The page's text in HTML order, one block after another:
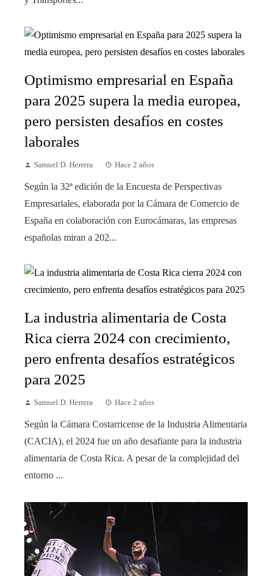
Optimismo empresarial en España
para 2025 supera la media europea,
pero persisten desafíos en costes
laborales
Samuel D. Herrera Hace 2 años
Según la 32ª edición de la Encuesta de Perspectivas
Empresariales, elaborada por la Cámara de Comercio de
España en colaboración con Eurocámaras, las empresas
españolas miran a 202...
La industria alimentaria de Costa
Rica cierra 2024 con crecimiento,
pero enfrenta desafíos estratégicos
para 2025
Samuel D. Herrera Hace 2 años
Según la Cámara Costarricense de la Industria Alimentaria
(CACIA), el 2024 fue un año desafiante para la industria
alimentaria de Costa Rica. A pesar de la complejidad del
entorno ...